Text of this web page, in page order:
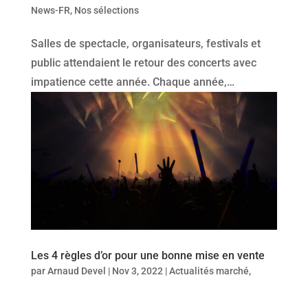
News-FR, Nos sélections
Salles de spectacle, organisateurs, festivals et
public attendaient le retour des concerts avec
impatience cette année. Chaque année,…
Les 4 règles d’or pour une bonne mise en vente
parArnaud Devel | Nov 3, 2022|Actualités marché,